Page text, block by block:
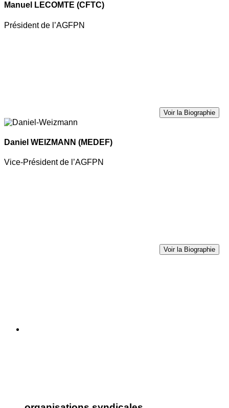
Manuel LECOMTE (CFTC)
Président de l’AGFPN
Voir la Biographie
Daniel WEIZMANN (MEDEF)
Vice-Président de l’AGFPN
Voir la Biographie